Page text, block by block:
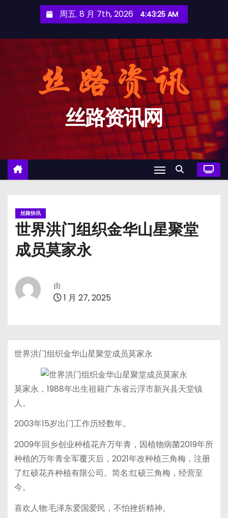
周五. 8 月 7th, 2026 4:43:25 AM
丝路资讯网
丝路快讯
世界洪门组织金华山星聚堂
成员莫家永
由
1 月 27, 2025
世界洪门组织金华山星聚堂成员莫家永
莫家永，1988年出生祖籍广东省云浮市新兴县天堂镇
人。
2003年15岁出门工作历经数年。
2009年回乡创业种植花卉万年青，因植物病菌2019年所
种植的万年青全军覆灭后，2021年改种植三角梅，注册
了红硕花卉种植有限公司。简名:红硕三角梅，经营至
今。
喜欢人物:毛泽东爱国爱民，不怕挫折精神。